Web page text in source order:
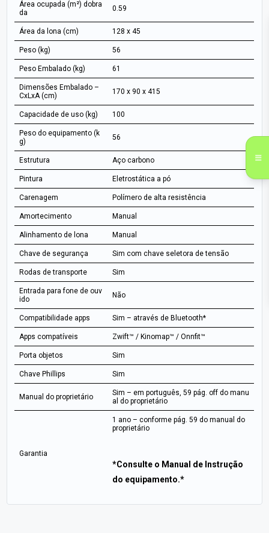
Área ocupada (m²) dobra
da
0.59
Área da lona (cm) 128 x 45
Peso (kg) 56
Peso Embalado (kg) 61
Dimensões Embalado –
CxLxA (cm)
170 x 90 x 415
Capacidade de uso (kg) 100
Peso do equipamento (k
g)
56
Estrutura Aço carbono
Pintura Eletrostática a pó
Carenagem Polímero de alta resistência
Amortecimento Manual
Alinhamento de lona Manual
Chave de segurança Sim com chave seletora de tensão
Rodas de transporte Sim
Entrada para fone de ouv
ido
Não
Compatibilidade apps Sim – através de Bluetooth*
Apps compatíveis Zwift™ / Kinomap™ / Onnfit™
Porta objetos Sim
Chave Phillips Sim
Manual do proprietário
Sim – em português, 59 pág. off do manu
al do proprietário
Garantia
1 ano – conforme pág. 59 do manual do
proprietário
*Consulte o Manual de Instrução
do equipamento.*